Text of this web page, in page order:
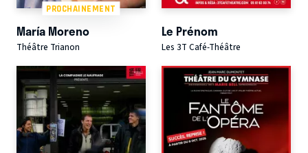
PROCHAINEMENT
María Moreno
Théâtre Trianon
Le Prénom
Les 3T Café-Théâtre